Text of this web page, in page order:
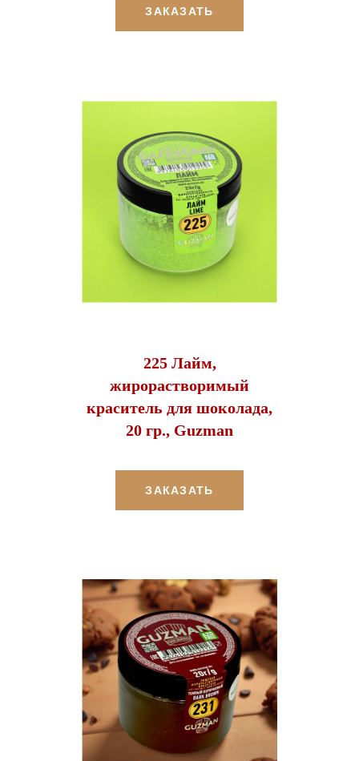
ЗАКАЗАТЬ
225 Лайм,
жирорастворимый
краситель для шоколада,
20 гр., Guzman
ЗАКАЗАТЬ